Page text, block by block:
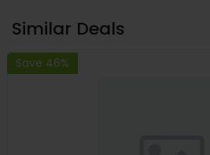
Similar Deals
Save 46%